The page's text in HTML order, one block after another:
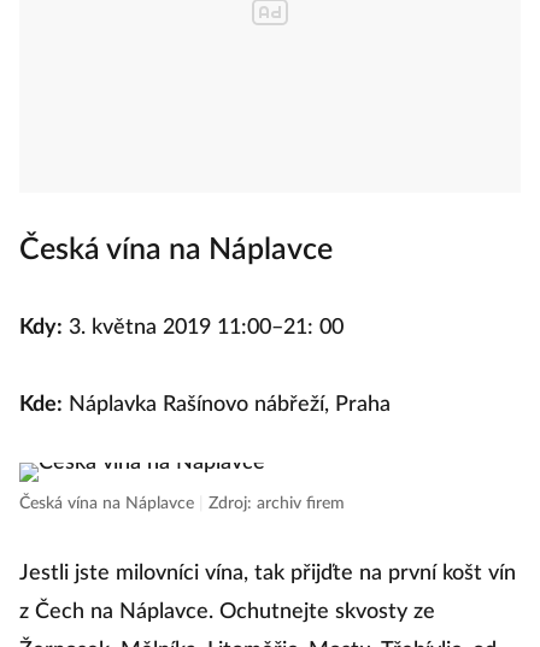
Česká vína na Náplavce
Kdy: 3. května 2019 11:00–21: 00
Kde: Náplavka Rašínovo nábřeží, Praha
Česká vína na Náplavce Zdroj: archiv firem
Jestli jste milovníci vína, tak přijďte na první košt vín
z Čech na Náplavce. Ochutnejte skvosty ze